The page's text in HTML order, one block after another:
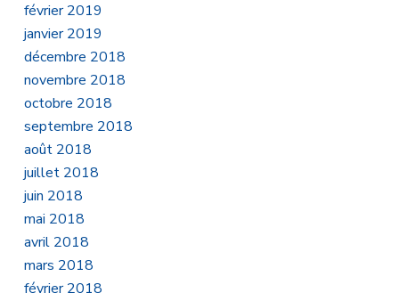
février 2019
janvier 2019
décembre 2018
novembre 2018
octobre 2018
septembre 2018
août 2018
juillet 2018
juin 2018
mai 2018
avril 2018
mars 2018
février 2018